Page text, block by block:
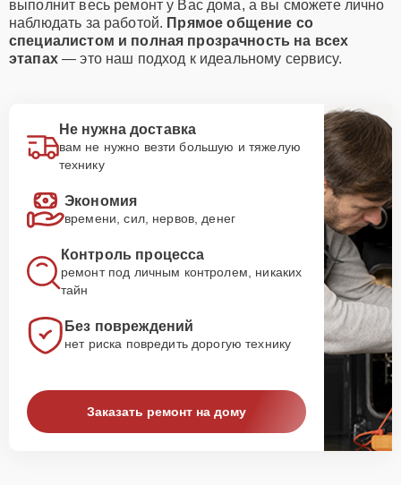
выполнит весь ремонт у Вас дома, а вы сможете лично
наблюдать за работой. Прямое общение со
специалистом и полная прозрачность на всех
этапах— это наш подход к идеальному сервису.
Не нужна доставка
вам не нужно везти большую и тяжелую
технику
Экономия
времени, сил, нервов, денег
Контроль процесса
ремонт под личным контролем, никаких
тайн
Без повреждений
нет риска повредить дорогую технику
Заказать ремонт на дому